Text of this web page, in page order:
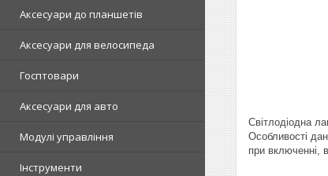
Аксесуари до планшетів
Аксесуари для велосипеда
Госптовари
Аксесуари для авто
Модулі управління
Інструменти
Світлодіодна
Особливості
при включенні,